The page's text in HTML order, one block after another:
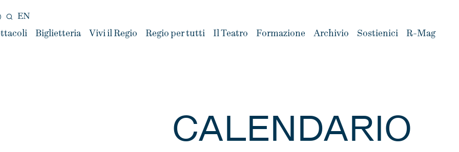
EN
Biglietteria Vivi il Regio Regio per tutti Il Teatro Formazione Archivio Sostienici R-Mag
CALENDARIO